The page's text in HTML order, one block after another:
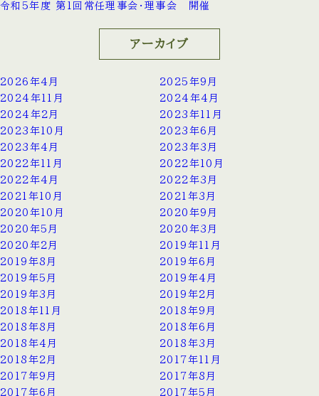
令和5年度 第1回常任理事会・理事会 開催
アーカイブ
2026年4月
2025年9月
2024年11月
2024年4月
2024年2月
2023年11月
2023年10月
2023年6月
2023年4月
2023年3月
2022年11月
2022年10月
2022年4月
2022年3月
2021年10月
2021年3月
2020年10月
2020年9月
2020年5月
2020年3月
2020年2月
2019年11月
2019年8月
2019年6月
2019年5月
2019年4月
2019年3月
2019年2月
2018年11月
2018年9月
2018年8月
2018年6月
2018年4月
2018年3月
2018年2月
2017年11月
2017年9月
2017年8月
2017年6月
2017年5月